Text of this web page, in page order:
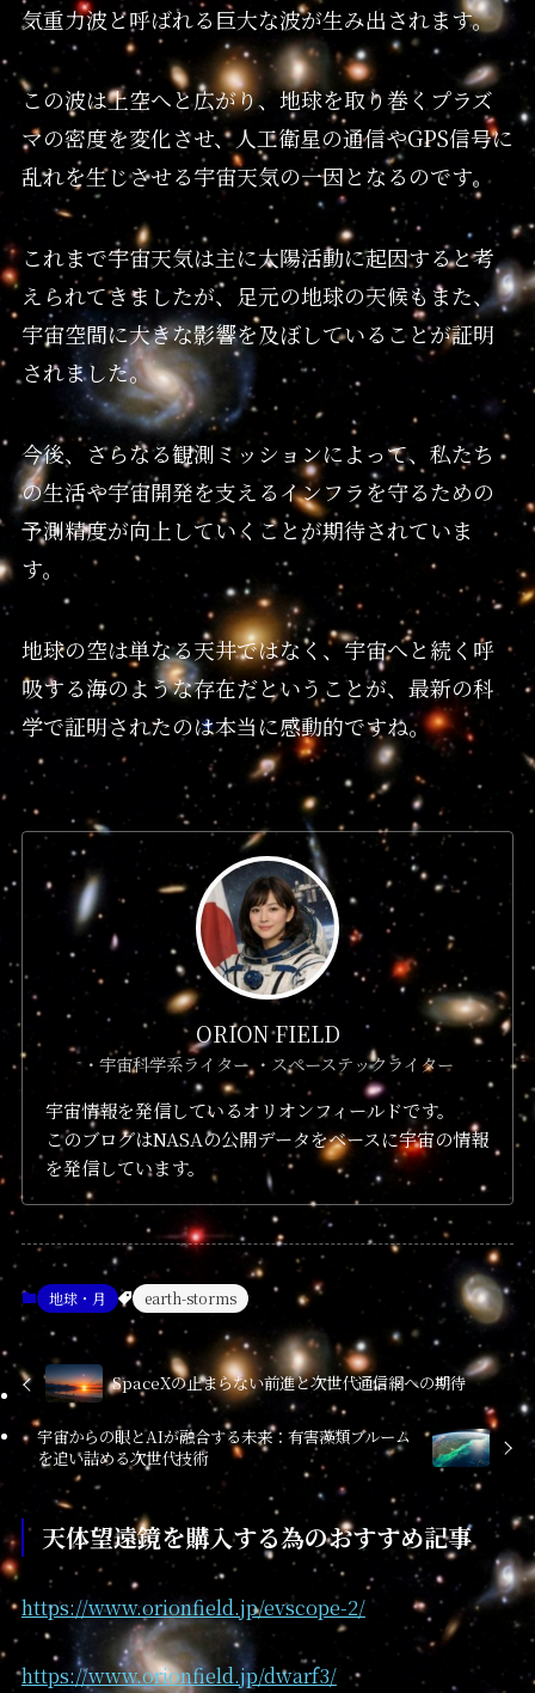
気重力波と呼ばれる巨大な波が生み出されます。
この波は上空へと広がり、地球を取り巻くプラズ
マの密度を変化させ、人工衛星の通信やGPS信号に
乱れを生じさせる宇宙天気の一因となるのです。
これまで宇宙天気は主に太陽活動に起因すると考
えられてきましたが、足元の地球の天候もまた、
宇宙空間に大きな影響を及ぼしていることが証明
されました。
今後、さらなる観測ミッションによって、私たち
の生活や宇宙開発を支えるインフラを守るための
予測精度が向上していくことが期待されていま
す。
地球の空は単なる天井ではなく、宇宙へと続く呼
吸する海のような存在だということが、最新の科
学で証明されたのは本当に感動的ですね。
ORION FIELD
・宇宙科学系ライター ・スペーステックライター
宇宙情報を発信しているオリオンフィールドです。
このブログはNASAの公開データをベースに宇宙の情報
を発信しています。
地球・月 earth-storms
SpaceXの止まらない前進と次世代通信網への期待
宇宙からの眼とAIが融合する未来：有害藻類ブルーム
を追い詰める次世代技術
天体望遠鏡を購入する為のおすすめ記事
https://www.orionfield.jp/evscope-2/
https://www.orionfield.jp/dwarf3/